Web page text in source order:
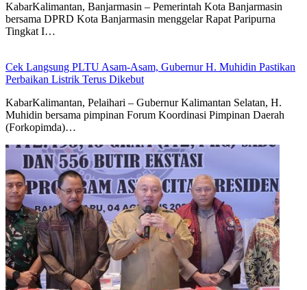
KabarKalimantan, Banjarmasin – Pemerintah Kota Banjarmasin
bersama DPRD Kota Banjarmasin menggelar Rapat Paripurna
Tingkat I…
Cek Langsung PLTU Asam-Asam, Gubernur H. Muhidin Pastikan
Perbaikan Listrik Terus Dikebut
KabarKalimantan, Pelaihari – Gubernur Kalimantan Selatan, H.
Muhidin bersama pimpinan Forum Koordinasi Pimpinan Daerah
(Forkopimda)…